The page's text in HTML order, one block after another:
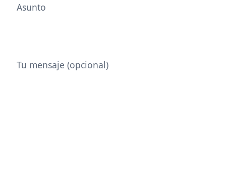
Asunto
Tu mensaje (opcional)